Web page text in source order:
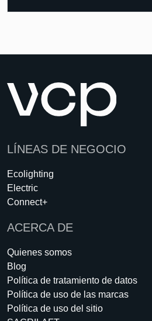
LÍNEAS DE NEGOCIO
Ecolighting
Electric
Connect+
ACERCA DE
Quienes somos
Blog
Política de tratamiento de datos
Política de uso de las marcas
Política de uso del sitio